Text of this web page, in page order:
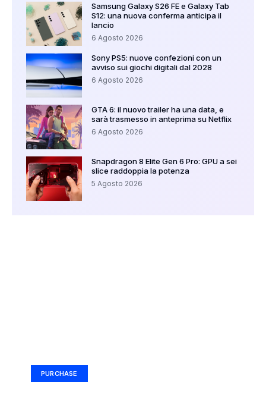
Samsung Galaxy S26 FE e Galaxy Tab
S12: una nuova conferma anticipa il
lancio
6 Agosto 2026
Sony PS5: nuove confezioni con un
avviso sui giochi digitali dal 2028
6 Agosto 2026
GTA 6: il nuovo trailer ha una data, e
sarà trasmesso in anteprima su Netflix
6 Agosto 2026
Snapdragon 8 Elite Gen 6 Pro: GPU a sei
slice raddoppia la potenza
5 Agosto 2026
PURCHASE